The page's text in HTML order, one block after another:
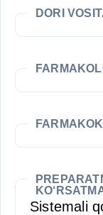
DORI
Sistemali